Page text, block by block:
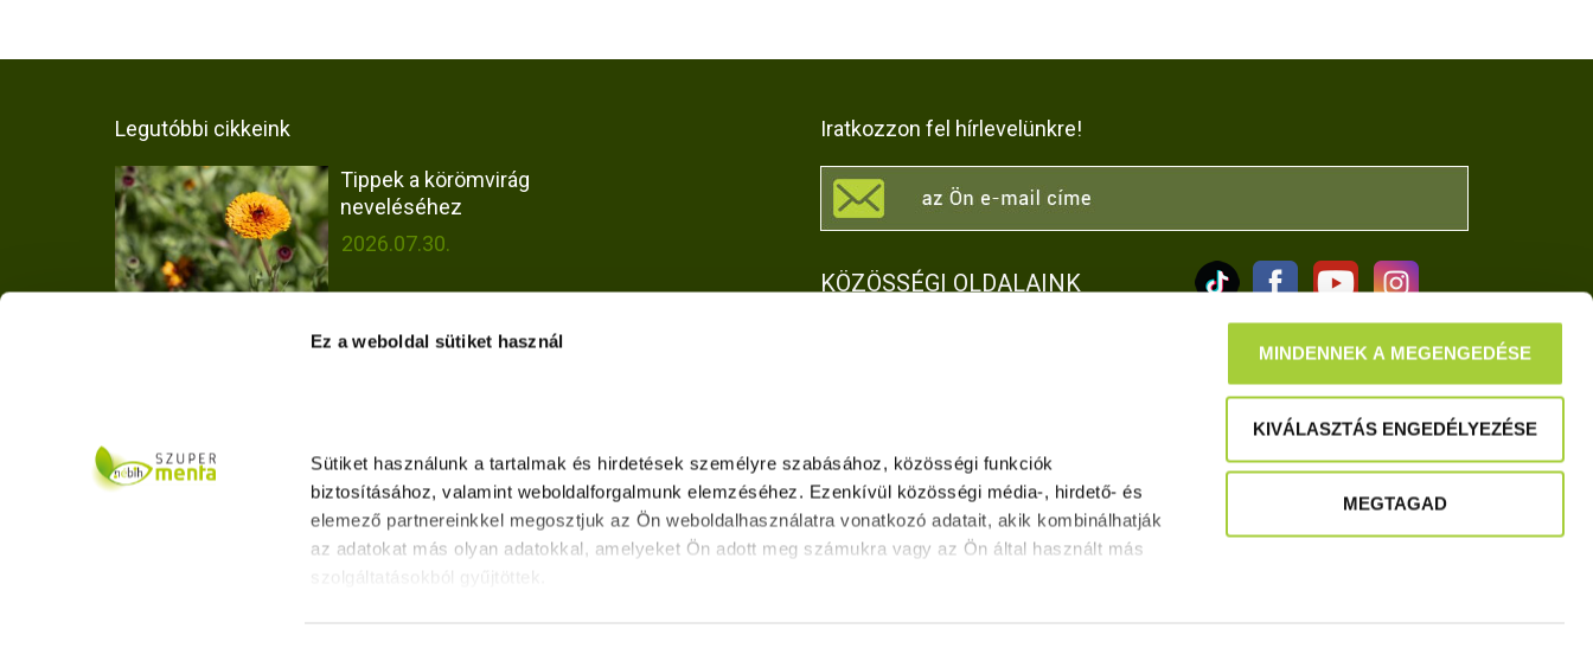
Ez a weboldal sütiket használ
Sütiket használunk a tartalmak és hirdetések személyre szabásához, közösségi funkciók
biztosításához, valamint weboldalforgalmunk elemzéséhez. Ezenkívül közösségi média-, hirdető- és
elemező partnereinkkel megosztjuk az Ön weboldalhasználatra vonatkozó adatait, akik kombinálhatják
az adatokat más olyan adatokkal, amelyeket Ön adott meg számukra vagy az Ön által használt más
szolgáltatásokból gyűjtöttek.
MINDENNEK A MEGENGEDÉSE
KIVÁLASZTÁS ENGEDÉLYEZÉSE
MEGTAGAD
Legutóbbi cikkeink
Tippek a körömvirág
neveléséhez
2026.07.30.
Virágba borult a kísérleti
Hogyan vizsgáltuk az
Olaszrizling borok fajta-
eredetét?
Iratkozzon fel hírlevelünkre!
KÖZÖSSÉGI OLDALAINK
Akadálymentesítési nyilatkozat